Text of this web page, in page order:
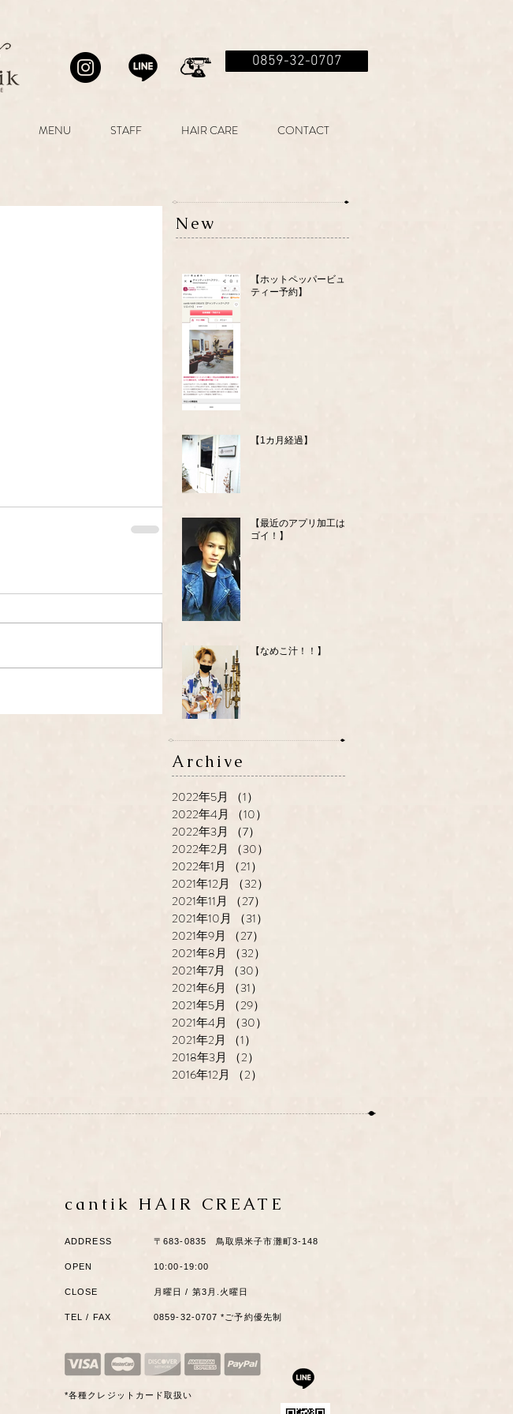
0859-32-0707
MENU STAFF HAIR CARE CONTACT
New
【ホットペッパービュー
ティー予約】
【1カ月経過】
【最近のアプリ加工はス
ゴイ！】
【なめこ汁！！】
Archive
2022年5月 （1）
2022年4月
（10）
2022年3月
（7）
2022年2月
（30）
2022年1月
（21）
2021年12月
（32）
2021年11月
（27）
2021年10月
（31）
2021年9月
（27）
2021年8月
（32）
2021年7月
（30）
2021年6月
（31）
2021年5月
（29）
2021年4月
（30）
2021年2月
（1）
2018年3月
（2）
2016年12月
（2）
cantik HAIR CREATE
ADDRESS ​〒683-0835 鳥取県米子市灘町3-148
OPEN 10:00-19:00
CLOSE 月曜日 / 第3月.火曜日
TEL / FAX 0859-32-0707 *ご予約優先制
*各種クレジットカード取扱い